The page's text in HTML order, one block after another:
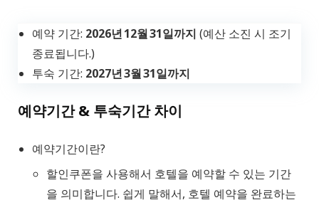
예약 기간: 2026년 12월 31일까지 (예산 소진 시 조기
종료됩니다.)
투숙 기간: 2027년 3월 31일까지
예약기간 & 투숙기간 차이
예약기간이란?
할인쿠폰을 사용해서 호텔을 예약할 수 있는 기간
을 의미합니다. 쉽게 말해서, 호텔 예약을 완료하는